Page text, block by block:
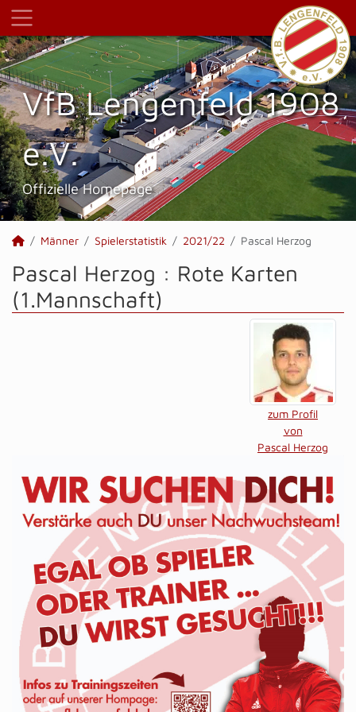
VfB Lengenfeld 1908
e.V.
Offizielle Homepage
Männer Spielerstatistik 2021/22 Pascal Herzog
Pascal Herzog : Rote Karten
(1.Mannschaft)
zum Profil
von
Pascal Herzog